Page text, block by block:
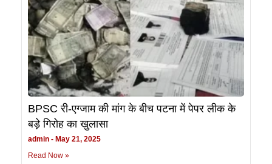
BPSC री-एग्जाम की मांग के बीच पटना में पेपर लीक के
बड़े गिरोह का खुलासा
admin
May 21, 2025
Read Now »